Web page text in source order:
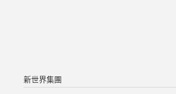
新世界集團